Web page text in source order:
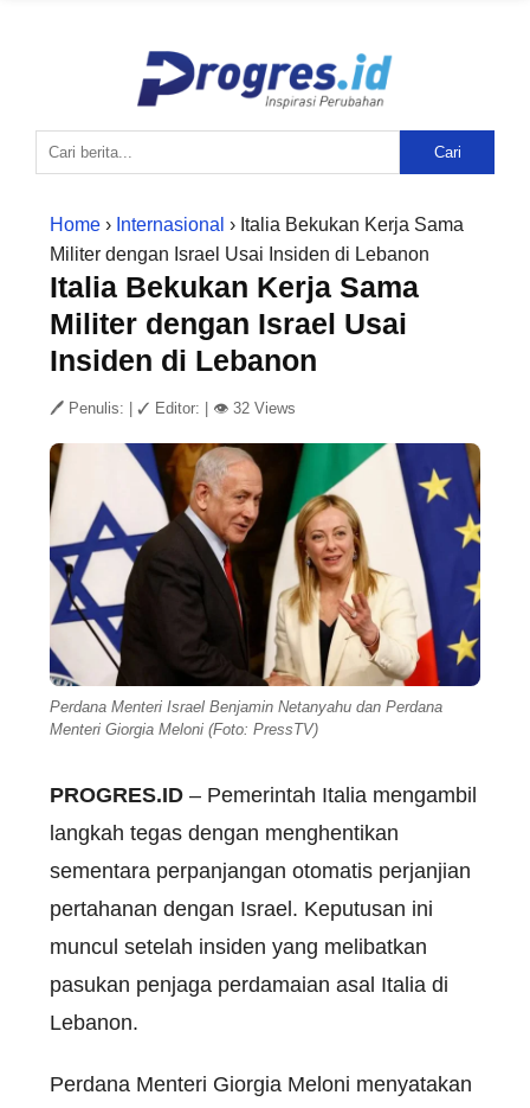
Cari
Home › Internasional › Italia Bekukan Kerja Sama
Militer dengan Israel Usai Insiden di Lebanon
Italia Bekukan Kerja Sama
Militer dengan Israel Usai
Insiden di Lebanon
🖊 Penulis: ✓ Editor: 👁 32 Views
Perdana Menteri Israel Benjamin Netanyahu dan Perdana
Menteri Giorgia Meloni (Foto: PressTV)
PROGRES.ID – Pemerintah Italia mengambil
langkah tegas dengan menghentikan
sementara perpanjangan otomatis perjanjian
pertahanan dengan Israel. Keputusan ini
muncul setelah insiden yang melibatkan
pasukan penjaga perdamaian asal Italia di
Lebanon.
Perdana Menteri Giorgia Meloni menyatakan